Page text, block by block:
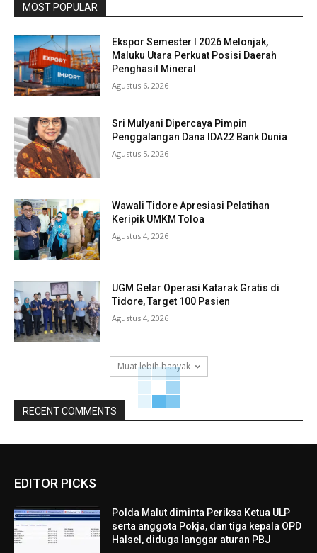
MOST POPULAR
Ekspor Semester I 2026 Melonjak,
Maluku Utara Perkuat Posisi Daerah
Penghasil Mineral
Agustus 6, 2026
Sri Mulyani Dipercaya Pimpin
Penggalangan Dana IDA22 Bank Dunia
Agustus 5, 2026
Wawali Tidore Apresiasi Pelatihan
Keripik UMKM Toloa
Agustus 4, 2026
UGM Gelar Operasi Katarak Gratis di
Tidore, Target 100 Pasien
Agustus 4, 2026
Muat lebih banyak
RECENT COMMENTS
EDITOR PICKS
Polda Malut diminta Periksa Ketua ULP
serta anggota Pokja, dan tiga kepala OPD
Halsel, diduga langgar aturan PBJ